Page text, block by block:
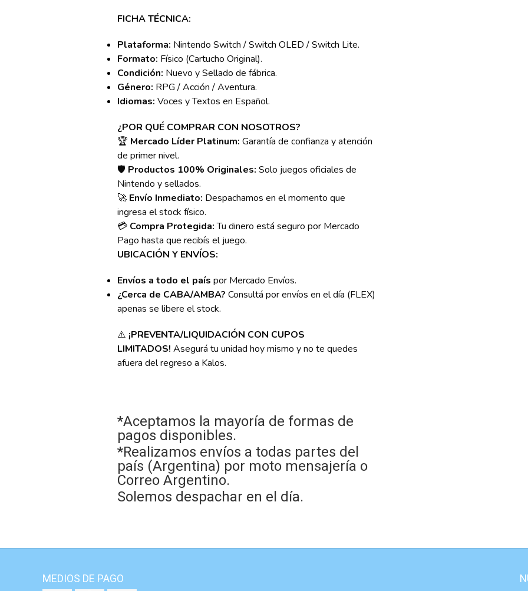
FICHA TÉCNICA:
Plataforma: Nintendo Switch / Switch OLED / Switch Lite.
Formato: Físico (Cartucho Original).
Condición: Nuevo y Sellado de fábrica.
Género: RPG / Acción / Aventura.
Idiomas: Voces y Textos en Español.
¿POR QUÉ COMPRAR CON NOSOTROS?
🏆 Mercado Líder Platinum: Garantía de confianza y atención
de primer nivel.
🛡️ Productos 100% Originales: Solo juegos oficiales de
Nintendo y sellados.
🚀 Envío Inmediato: Despachamos en el momento que
ingresa el stock físico.
💳 Compra Protegida:Tu dinero está seguro por Mercado
Pago hasta que recibís el juego.
UBICACIÓN Y ENVÍOS:
Envíos a todo el país por Mercado Envíos.
¿Cerca de CABA/AMBA? Consultá por envíos en el día (FLEX)
apenas se libere el stock.
⚠️ ¡PREVENTA/LIQUIDACIÓN CON CUPOS
LIMITADOS! Asegurá tu unidad hoy mismo y no te quedes
afuera del regreso a Kalos.
*Aceptamos la mayoría de formas de
pagos disponibles.
*Realizamos envíos a todas partes del
país (Argentina) por moto mensajería o
Correo Argentino.
Solemos despachar en el día.
MEDIOS DE PAGO